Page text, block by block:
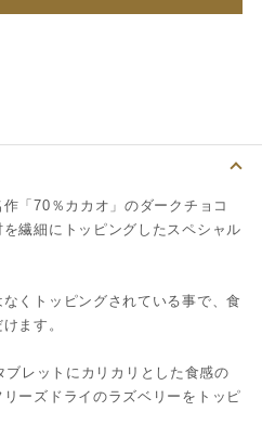
「70％カカオ」のダークチョコ
繊細にトッピングしたスペシャル
くトッピングされている事で、食
ます。
レットにカリカリとした食感の
ーズドライのラズベリーをトッピ